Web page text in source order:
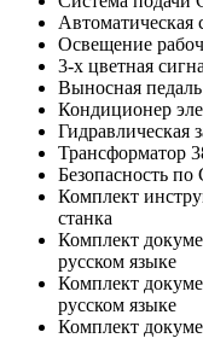
Автоматическая
Освещение
3-х цветная
Выносная
Кондиционер
Гидравлическая
Трансформатор
Безопасность по
Комплект
станка
Комплект
русском языке
Комплект
русском языке
Комплект